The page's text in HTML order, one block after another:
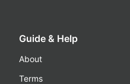
Guide & Help
About
Terms